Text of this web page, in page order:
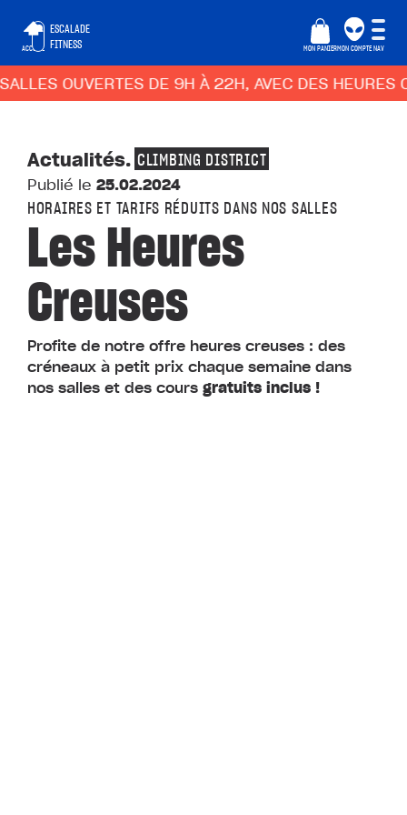
ACCUEIL
ESCALADE
FITNESS
MON PANIERMON COMPTE NAV
OUVERTES DE 9H À 22H, AVEC DES HEURES
Actualités. CLIMBING DISTRICT
Publié le 25.02.2024
HORAIRES ET TARIFS RÉDUITS DANS NOS SALLES
Les Heures
Creuses
Profite de notre offre heures creuses : des
créneaux à petit prix chaque semaine dans
nos salles et des cours gratuits inclus !